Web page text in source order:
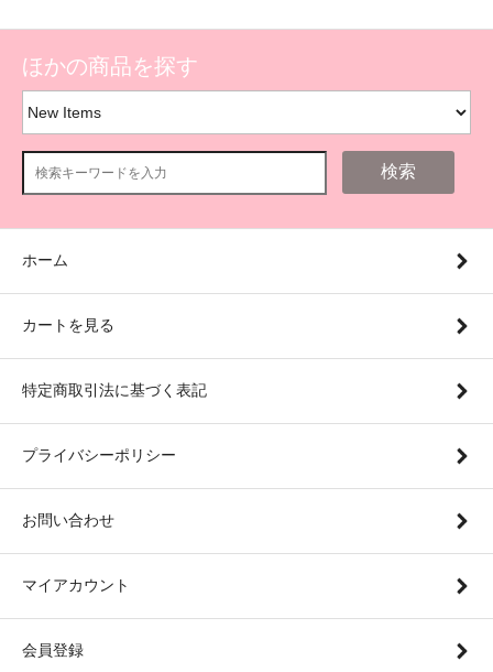
ほかの商品を探す
検索
ホーム
カートを見る
特定商取引法に基づく表記
プライバシーポリシー
お問い合わせ
マイアカウント
会員登録